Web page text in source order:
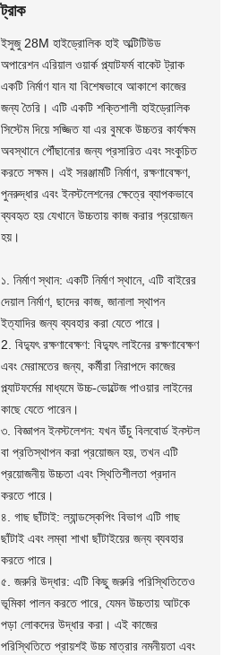
ট্রাক
ইসুজু 28M হাইড্রোলিক হাই অল্টিটিউড
অপারেশন এরিয়াল ওয়ার্ক প্ল্যাটফর্ম বাকেট ট্রাক
একটি নির্মাণ যান যা বিশেষভাবে আকাশে কাজের
জন্য তৈরি। এটি একটি শক্তিশালী হাইড্রোলিক
সিস্টেম দিয়ে সজ্জিত যা এর বুমকে উচ্চতর কার্যক্ষম
অবস্থানে পৌঁছানোর জন্য প্রসারিত এবং সংকুচিত
করতে সক্ষম। এই সরঞ্জামটি নির্মাণ, রক্ষণাবেক্ষণ,
পুনরুদ্ধার এবং ইনস্টলেশনের ক্ষেত্রে ব্যাপকভাবে
ব্যবহৃত হয় যেখানে উচ্চতায় কাজ করার প্রয়োজন
হয়।
১. নির্মাণ স্থান: একটি নির্মাণ স্থানে, এটি বাইরের
দেয়াল নির্মাণ, ছাদের কাজ, জানালা স্থাপন
ইত্যাদির জন্য ব্যবহার করা যেতে পারে।
2. বিদ্যুৎ রক্ষণাবেক্ষণ: বিদ্যুৎ লাইনের রক্ষণাবেক্ষণ
এবং মেরামতের জন্য, কর্মীরা নিরাপদে কাজের
প্ল্যাটফর্মের মাধ্যমে উচ্চ-ভোল্টেজ পাওয়ার লাইনের
কাছে যেতে পারেন।
৩. বিজ্ঞাপন ইনস্টলেশন: যখন উঁচু বিলবোর্ড ইনস্টল
বা প্রতিস্থাপন করা প্রয়োজন হয়, তখন এটি
প্রয়োজনীয় উচ্চতা এবং স্থিতিশীলতা প্রদান
করতে পারে।
৪. গাছ ছাঁটাই: ল্যান্ডস্কেপিং বিভাগ এটি গাছ
ছাঁটাই এবং লম্বা শাখা ছাঁটাইয়ের জন্য ব্যবহার
করতে পারে।
৫. জরুরি উদ্ধার: এটি কিছু জরুরি পরিস্থিতিতেও
ভূমিকা পালন করতে পারে, যেমন উচ্চতায় আটকে
পড়া লোকদের উদ্ধার করা। এই কাজের
পরিস্থিতিতে প্রায়শই উচ্চ মাত্রার নমনীয়তা এবং